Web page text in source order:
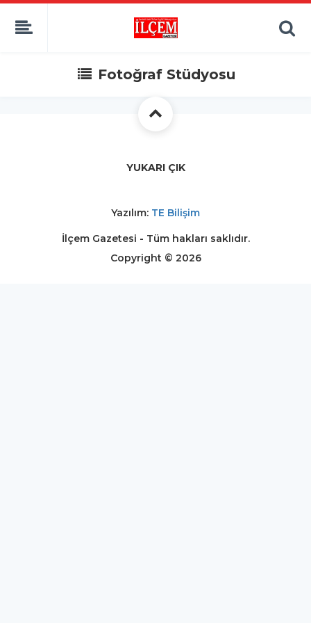
Fotoğraf Stüdyosu
YUKARI ÇIK
Yazılım: TE Bilişim
İlçem Gazetesi - Tüm hakları saklıdır.
Copyright © 2026